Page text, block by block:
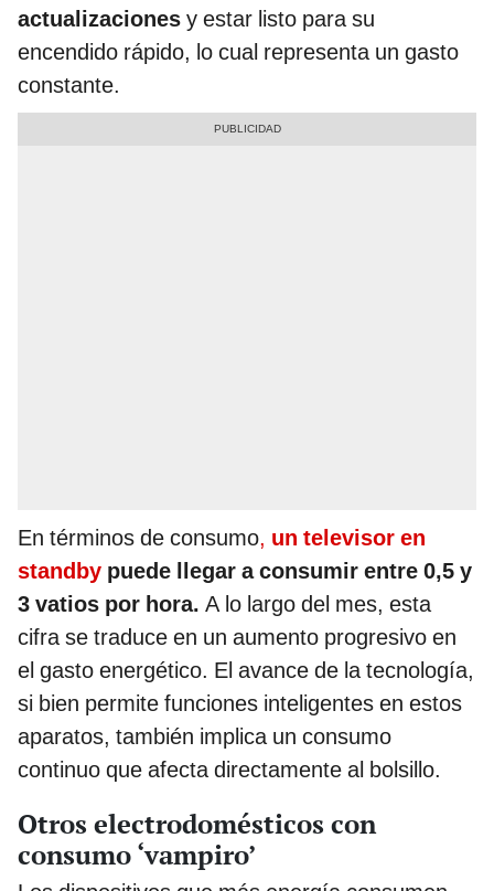
actualizaciones y estar listo para su
encendido rápido, lo cual representa un gasto
constante.
En términos de consumo, un televisor en
standby puede llegar a consumir entre 0,5 y
3 vatios por hora. A lo largo del mes, esta
cifra se traduce en un aumento progresivo en
el gasto energético. El avance de la tecnología,
si bien permite funciones inteligentes en estos
aparatos, también implica un consumo
continuo que afecta directamente al bolsillo.
Otros electrodomésticos con
consumo ‘vampiro’